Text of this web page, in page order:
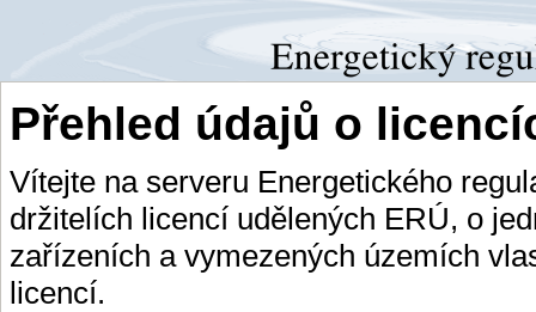
Přehled údajů o
Vítejte na serveru Energetického
držitelích licencí udělených ERÚ, o
zařízeních a vymezených územích
licencí.